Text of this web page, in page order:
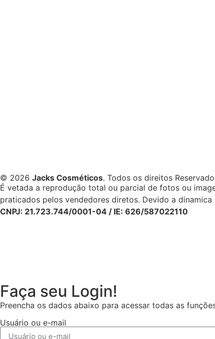
© 2026 Jacks Cosméticos. Todos os direitos
É vetada a reprodução total ou parcial de fotos ou
praticados pelos vendedores diretos. Devido a
CNPJ: 21.723.744/0001-04 / IE: 626/587022110
Faça seu Login!
Preencha os dados abaixo para acessar todas as
Usuário ou e-mail